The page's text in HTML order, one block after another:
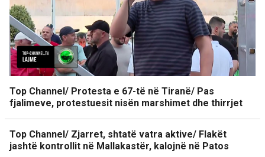
Top Channel/ Protesta e 67-të në Tiranë/ Pas
fjalimeve, protestuesit nisën marshimet dhe thirrjet
Top Channel/ Zjarret, shtatë vatra aktive/ Flakët
jashtë kontrollit në Mallakastër, kalojnë në Patos